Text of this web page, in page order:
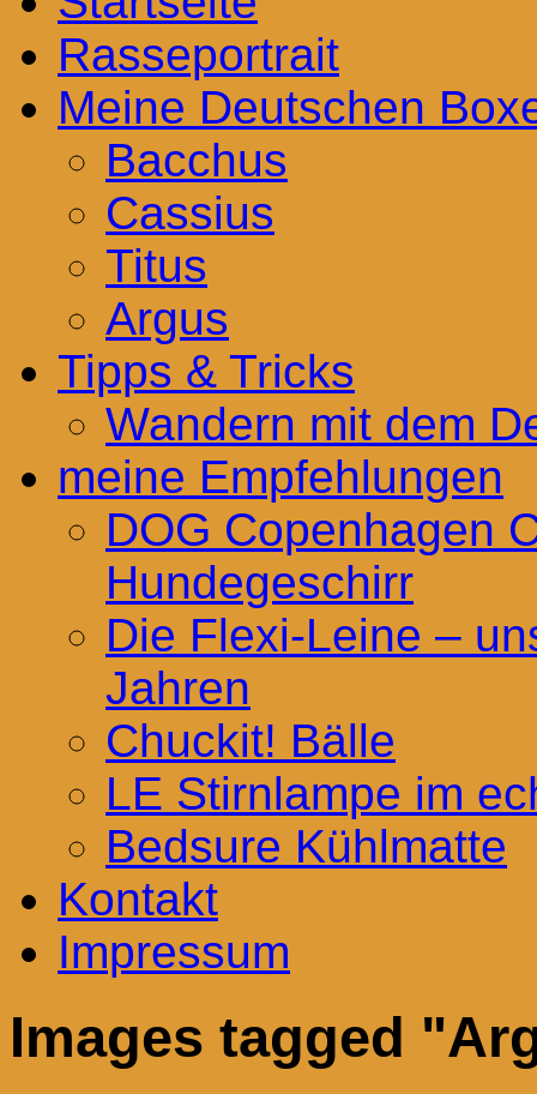
Rasseportrait
Meine Deutschen
Bacchus
Cassius
Titus
Argus
Tipps & Tricks
Wandern mit dem
meine Empfehlungen
DOG Copenhagen
Hundegeschirr
Die Flexi-Leine –
Jahren
Chuckit! Bälle
LE Stirnlampe im
Bedsure Kühlmatte
Kontakt
Impressum
Images tagged